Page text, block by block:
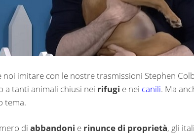
noi imitare con le nostre trasmissioni Stephen
a tanti animali chiusi nei rifugi e nei canili. Ma
tema.
di abbandoni e rinunce di proprietà, gli